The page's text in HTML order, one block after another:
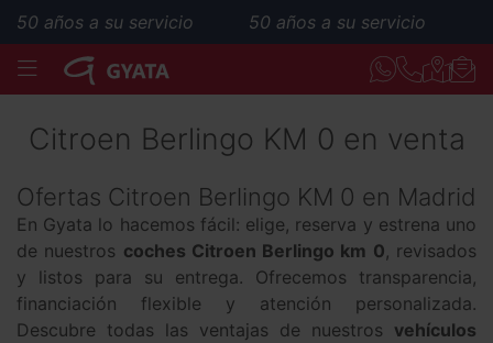
años a su servicio 50 años a su servicio
MENÚ
Citroen Berlingo KM 0 en venta
Ofertas Citroen Berlingo KM 0 en Madrid
En Gyata lo hacemos fácil: elige, reserva y estrena uno
de nuestros coches Citroen Berlingo km 0, revisados
y listos para su entrega. Ofrecemos transparencia,
financiación flexible y atención personalizada.
Descubre todas las ventajas de nuestros vehículos